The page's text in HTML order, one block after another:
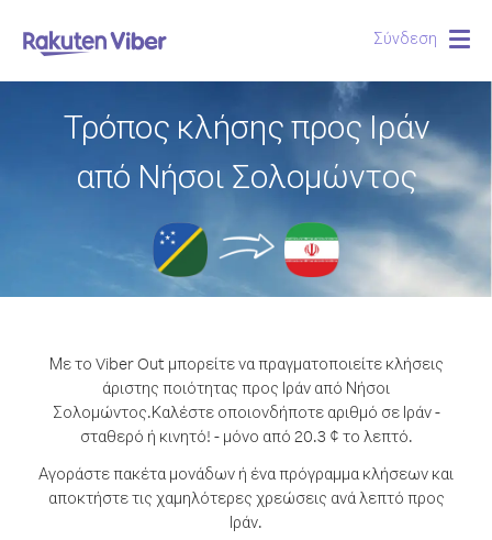
Σύνδεση
Τρόπος κλήσης προς Ιράν
από Νήσοι Σολομώντος
Με το Viber Out μπορείτε να πραγματοποιείτε κλήσεις
άριστης ποιότητας προς Ιράν από Νήσοι
Σολομώντος.Καλέστε οποιονδήποτε αριθμό σε Ιράν -
σταθερό ή κινητό! - μόνο από 20.3 ¢ το λεπτό.
Αγοράστε πακέτα μονάδων ή ένα πρόγραμμα κλήσεων και
αποκτήστε τις χαμηλότερες χρεώσεις ανά λεπτό προς
Ιράν.